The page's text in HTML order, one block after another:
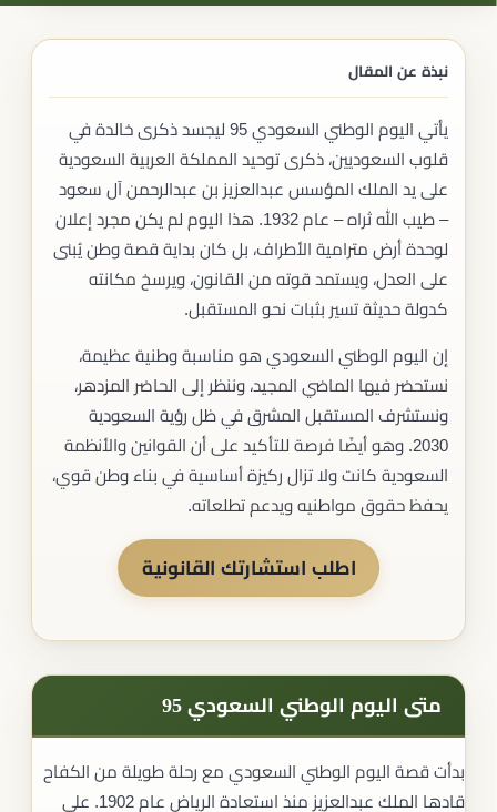
نبذة عن المقال
يأتي اليوم الوطني السعودي 95 ليجسد ذكرى خالدة في
قلوب السعوديين، ذكرى توحيد المملكة العربية السعودية
على يد الملك المؤسس عبدالعزيز بن عبدالرحمن آل سعود
– طيب الله ثراه – عام 1932. هذا اليوم لم يكن مجرد إعلان
لوحدة أرض مترامية الأطراف، بل كان بداية قصة وطن يُبنى
على العدل، ويستمد قوته من القانون، ويرسخ مكانته
كدولة حديثة تسير بثبات نحو المستقبل.
إن اليوم الوطني السعودي هو مناسبة وطنية عظيمة،
نستحضر فيها الماضي المجيد، وننظر إلى الحاضر المزدهر،
ونستشرف المستقبل المشرق في ظل رؤية السعودية
2030. وهو أيضًا فرصة للتأكيد على أن القوانين والأنظمة
السعودية كانت ولا تزال ركيزة أساسية في بناء وطن قوي،
يحفظ حقوق مواطنيه ويدعم تطلعاته.
اطلب استشارتك القانونية
متى اليوم الوطني السعودي 95
بدأت قصة اليوم الوطني السعودي مع رحلة طويلة من الكفاح
قادها الملك عبدالعزيز منذ استعادة الرياض عام 1902. على